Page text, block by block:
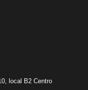
local B2 Centro